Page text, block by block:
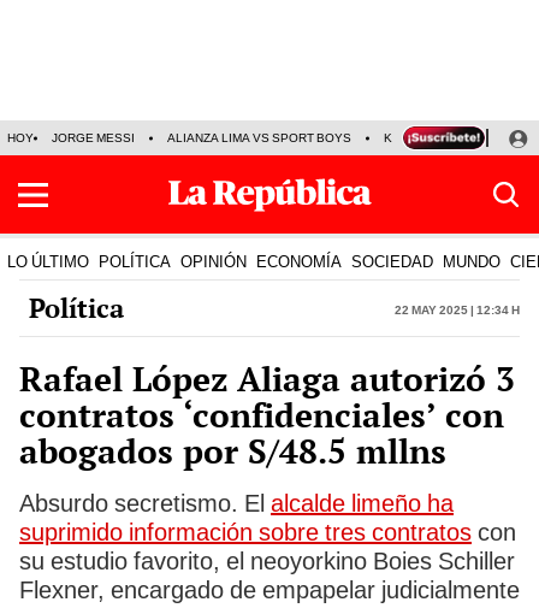
HOY JORGE MESSI ALIANZA LIMA VS SPORT BOYS KENJI FUJIMORI
LO ÚLTIMO POLÍTICA OPINIÓN ECONOMÍA SOCIEDAD MUNDO
Política 22 May 2025 | 12:34 h
Rafael López Aliaga autorizó 3
contratos ‘confidenciales’ con
abogados por S/48.5 mllns
Absurdo secretismo. El alcalde limeño ha
suprimido información sobre tres contratos con
su estudio favorito, el neoyorkino Boies Schiller
Flexner, encargado de empapelar judicialmente